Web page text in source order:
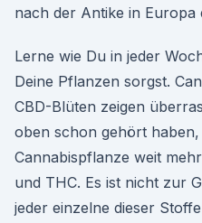
nach der Antike in
Lerne wie Du in jeder
Deine Pflanzen sorgst.
CBD-Blüten zeigen
oben schon gehört
Cannabispflanze weit
und THC. Es ist nicht zur
jeder einzelne dieser